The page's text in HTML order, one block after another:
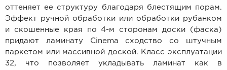
оттеняет ее структуру благодаря блестящим порам.
Эффект ручной обработки или обработки рубанком
и скошенные края по 4-м сторонам доски (фаска)
придают ламинату Cinema сходство со штучным
паркетом или массивной доской. Класс эксплуатации
32, что позволяет укладывать ламинат как в